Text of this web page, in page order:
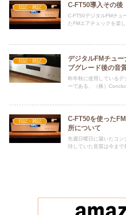
日記・雑記 C-FT50導入その後
C-FT50デジタルFMチュ
たFMエアチェックを楽
日記・雑記
デジタルFMチュ
プグレード後の音
昨年秋に使用しているデ
ーである、（株）
日記・雑記
C-FT50を使った
所について
先週日曜日に届いたコン
待していた音質は今まで